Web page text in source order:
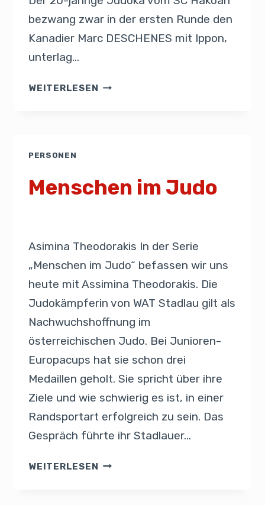
bezwang zwar in der ersten Runde den
Kanadier Marc DESCHENES mit Ippon,
unterlag…
WEITERLESEN
PERSONEN
Menschen im Judo
Asimina Theodorakis In der Serie
„Menschen im Judo“ befassen wir uns
heute mit Assimina Theodorakis. Die
Judokämpferin von WAT Stadlau gilt als
Nachwuchshoffnung im
österreichischen Judo. Bei Junioren-
Europacups hat sie schon drei
Medaillen geholt. Sie spricht über ihre
Ziele und wie schwierig es ist, in einer
Randsportart erfolgreich zu sein. Das
Gespräch führte ihr Stadlauer…
WEITERLESEN